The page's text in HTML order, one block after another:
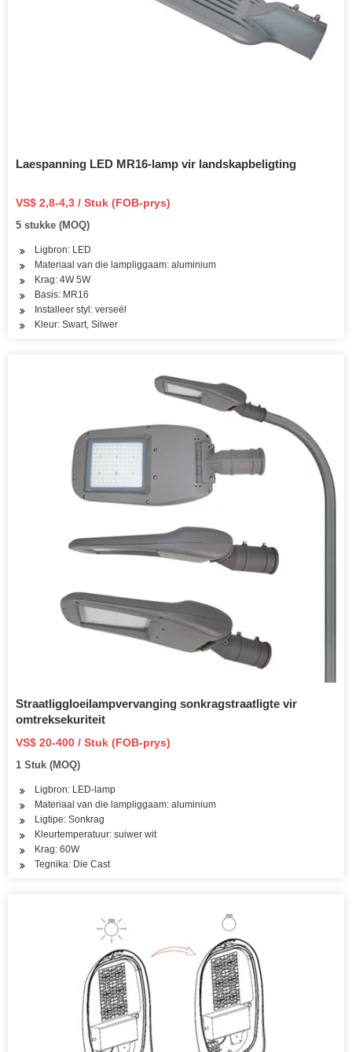
Laespanning LED MR16-lamp vir landskapbeligting
VS$ 2,8-4,3 / Stuk (FOB-prys)
5 stukke (MOQ)
Ligbron: LED
Materiaal van die lampliggaam: aluminium
Krag: 4W 5W
Basis: MR16
Installeer styl: verseël
Kleur: Swart, Silwer
Straatliggloeilampvervanging sonkragstraatligte vir
omtreksekuriteit
VS$ 20-400 / Stuk (FOB-prys)
1 Stuk (MOQ)
Ligbron: LED-lamp
Materiaal van die lampliggaam: aluminium
Ligtipe: Sonkrag
Kleurtemperatuur: suiwer wit
Krag: 60W
Tegnika: Die Cast